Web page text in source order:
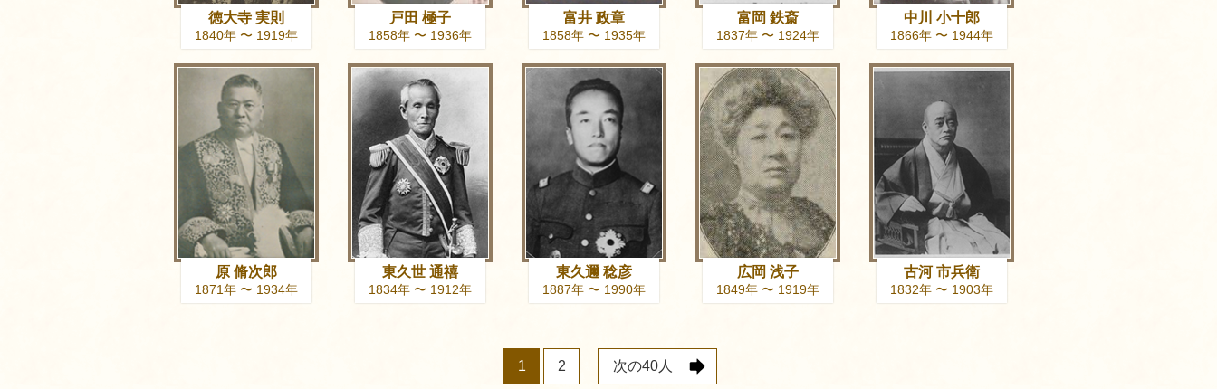
徳大寺 実則
1840年 〜 1919年
戸田 極子
1858年 〜 1936年
富井 政章
1858年 〜 1935年
富岡 鉄斎
1837年 〜 1924年
中川 小十郎
1866年 〜 1944年
原 脩次郎
1871年 〜 1934年
東久世 通禧
1834年 〜 1912年
東久邇 稔彦
1887年 〜 1990年
広岡 浅子
1849年 〜 1919年
古河 市兵衛
1832年 〜 1903年
1 2 次の40人